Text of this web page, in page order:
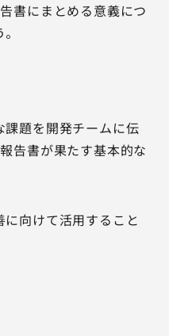
書にまとめる意義につ
題を開発チームに伝
告書が果たす基本的な
向けて活用すること